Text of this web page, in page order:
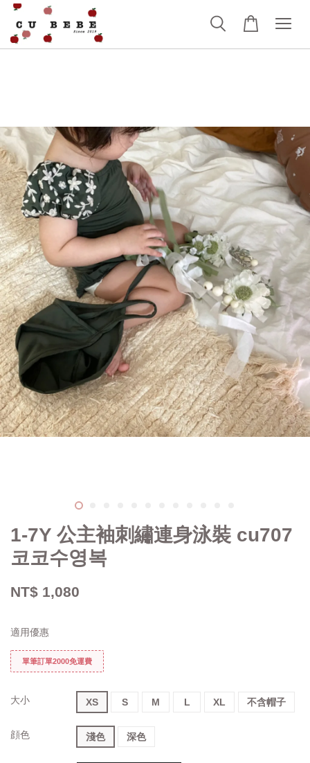
1-7Y 公主袖刺繡連身泳裝 cu707
코코수영복
NT$ 1,080
適用優惠
單筆訂單2000免運費
大小 XS S M L XL 不含帽子
顔色 淺色 深色